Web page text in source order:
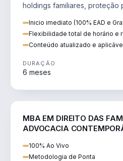
holdings familiares, proteção
Inicio imediato (100% EAD e
Flexibilidade total de horário e
Conteúdo atualizado e
DURAÇÃO
6 meses
MBA EM DIREITO DAS
ADVOCACIA
100% Ao Vivo
Metodologia de Ponta